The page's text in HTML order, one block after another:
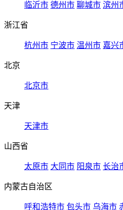
临沂市 德州市 聊城市 滨州
浙江省
杭州市 宁波市 温州市 嘉兴
北京
北京市
天津
天津市
山西省
太原市 大同市 阳泉市 长治
内蒙古自治区
呼和浩特市 包头市 乌海市